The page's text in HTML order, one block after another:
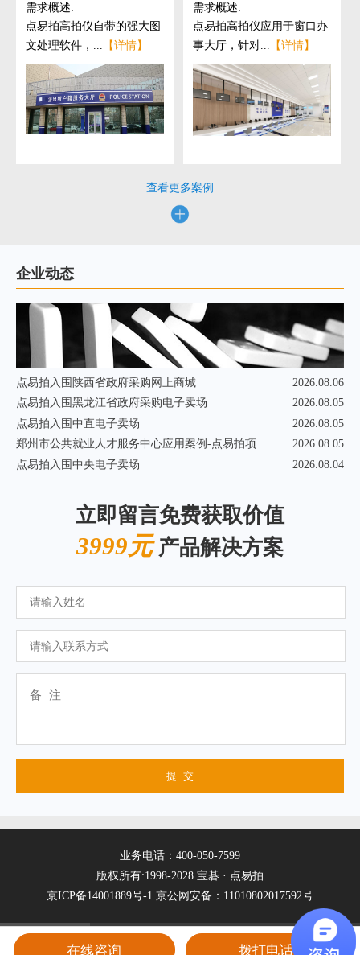
需求概述:
点易拍高拍仪自带的强大图
文处理软件，... 【详情】
需求概述:
点易拍高拍仪应用于窗口办
事大厅，针对... 【详情】
查看更多案例
企业动态
点易拍入围陕西省政府采购网上商城
2026.08.06
点易拍入围黑龙江省政府采购电子卖场
2026.08.05
点易拍入围中直电子卖场
2026.08.05
郑州市公共就业人才服务中心应用案例-点易拍项
2026.08.05
点易拍入围中央电子卖场
2026.08.04
立即留言免费获取价值
3999元产品解决方案
业务电话：400-050-7599
版权所有:1998-2028 宝碁 · 点易拍
京ICP备14001889号-1 京公网安备：11010802017592号
在线咨询 拨打电话